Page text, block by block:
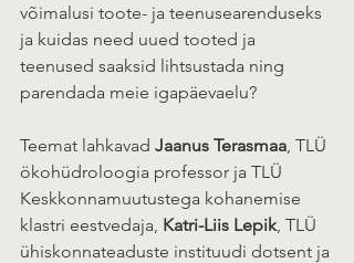
võimalusi toote- ja teenusearenduseks
ja kuidas need uued tooted ja
teenused saaksid lihtsustada ning
parendada meie igapäevaelu?
Teemat lahkavad Jaanus Terasmaa , TLÜ
ökohüdroloogia professor ja TLÜ
Keskkonnamuutustega kohanemise
klastri eestvedaja, Katri-Liis Lepik, TLÜ
ühiskonnateaduste instituudi dotsent ja